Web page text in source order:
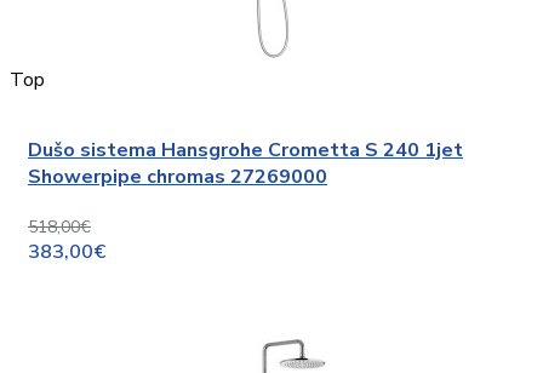
Top
Dušo sistema Hansgrohe Crometta S 240 1jet
Showerpipe chromas 27269000
518,00€
383,00€